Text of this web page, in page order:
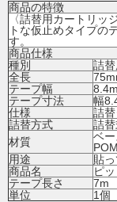
商品の特徴
〈詰替用カートリッ
トな仮止めタイプの
す。
商品仕様
種別
詰
全長
テープ幅
テープ寸法
幅
仕様
詰
詰替方式
詰
材質
ベ
用途
貼
商品名
ピ
テープ長さ
7m
単位
1個